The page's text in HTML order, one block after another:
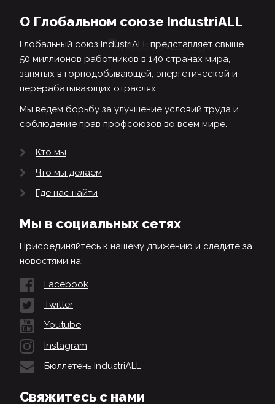
О Глобальном союзе IndustriALL
Глобальный союз IndustriALL представляет свыше
50 миллионов работников в 140 странах мира,
занятых в горнодобывающей, энергетической и
перерабатывающих отраслях.
Мы ведем борьбу за улучшение условий труда и
соблюдение прав профсоюзов во всем мире.
Кто мы
Что мы делаем
Где нас найти
Мы в социальных сетях
Присоединяйтесь к нашему движению и следите за
новостями на:
Facebook
Twitter
Youtube
Instagram
Бюллетень IndustriALL
Свяжитесь с нами